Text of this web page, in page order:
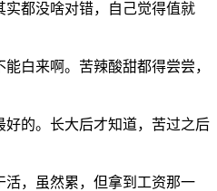
都没啥对错，自己觉得值就
白来啊。苦辣酸甜都得尝尝，
的。长大后才知道，苦过之后
，虽然累，但拿到工资那一